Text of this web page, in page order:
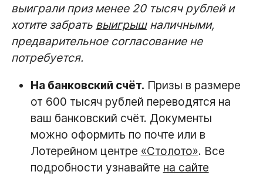
выиграли приз менее 20 тысяч рублей и
хотите забрать выигрышналичными,
предварительное согласование не
потребуется.
На банковский счёт. Призы в размере
от 600 тысяч рублей переводятся на
ваш банковский счёт. Документы
можно оформить по почте или в
Лотерейном центре «Столото». Все
подробности узнавайте на сайте